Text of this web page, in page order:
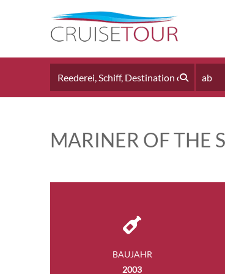
ab
MARINER OF THE
BAUJAHR
2003